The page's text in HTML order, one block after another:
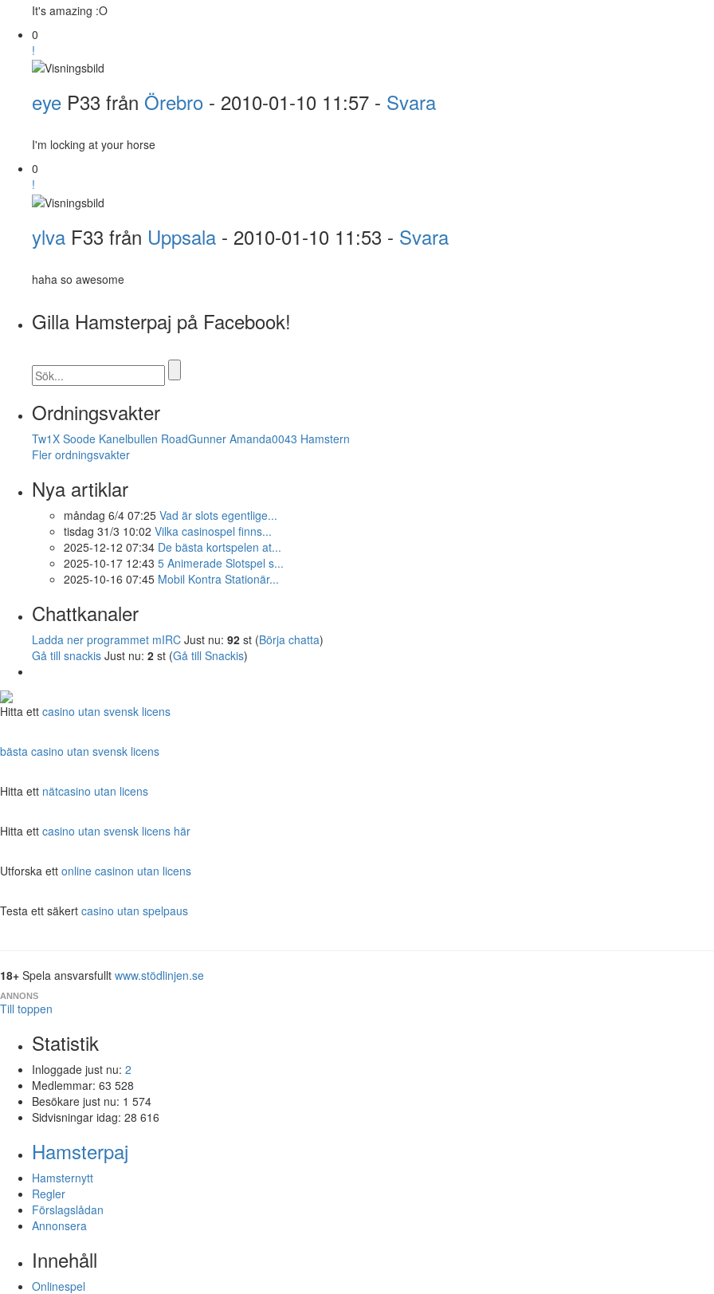
It's amazing :O
0
!
eye P33 från Örebro - 2010-01-10 11:57 - Svara
I'm locking at your horse
0
!
ylva F33 från Uppsala - 2010-01-10 11:53 - Svara
haha so awesome
Gilla Hamsterpaj på Facebook!
Ordningsvakter
Tw1X Soode Kanelbullen RoadGunner Amanda0043 Hamstern
Fler ordningsvakter
Nya artiklar
måndag 6/4 07:25 Vad är slots egentlige...
tisdag 31/3 10:02 Vilka casinospel finns...
2025-12-12 07:34 De bästa kortspelen at...
2025-10-17 12:43 5 Animerade Slotspel s...
2025-10-16 07:45 Mobil Kontra Stationär...
Chattkanaler
Ladda ner programmet mIRC Just nu: 92 st (Börja chatta)
Gå till snackis Just nu: 2 st (Gå till Snackis)
Hitta ett casino utan svensk licens
bästa casino utan svensk licens
Hitta ett nätcasino utan licens
Hitta ett casino utan svensk licens här
Utforska ett online casinon utan licens
Testa ett säkert casino utan spelpaus
18+ Spela ansvarsfullt www.stödlinjen.se
ANNONS
Till toppen
Statistik
Inloggade just nu: 2
Medlemmar: 63 528
Besökare just nu: 1 574
Sidvisningar idag: 28 616
Hamsterpaj
Hamsternytt
Regler
Förslagslådan
Annonsera
Innehåll
Onlinespel